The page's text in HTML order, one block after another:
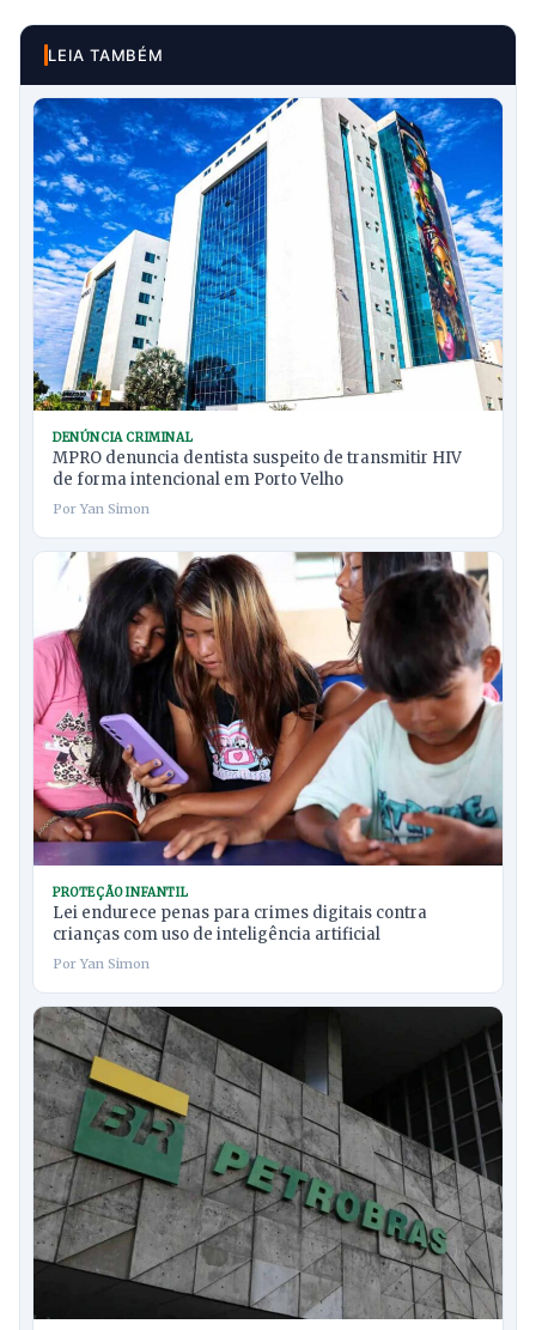
LEIA TAMBÉM
DENÚNCIA CRIMINAL
MPRO denuncia dentista suspeito de transmitir HIV
de forma intencional em Porto Velho
Por Yan Simon
PROTEÇÃO INFANTIL
Lei endurece penas para crimes digitais contra
crianças com uso de inteligência artificial
Por Yan Simon